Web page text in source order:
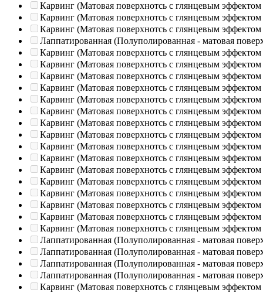
Карвинг (Матовая поверхнотсь с глянцевым эффектом
Карвинг (Матовая поверхнотсь с глянцевым эффектом
Карвинг (Матовая поверхнотсь с глянцевым эффектом
Лаппатированная (Полуполированная - матовая
Карвинг (Матовая поверхнотсь с глянцевым эффектом
Карвинг (Матовая поверхнотсь с глянцевым эффектом
Карвинг (Матовая поверхнотсь с глянцевым эффектом
Карвинг (Матовая поверхнотсь с глянцевым эффектом
Карвинг (Матовая поверхнотсь с глянцевым эффектом
Карвинг (Матовая поверхнотсь с глянцевым эффектом
Карвинг (Матовая поверхнотсь с глянцевым эффектом
Карвинг (Матовая поверхнотсь с глянцевым эффектом
Карвинг (Матовая поверхнотсь с глянцевым эффектом
Карвинг (Матовая поверхнотсь с глянцевым эффектом
Карвинг (Матовая поверхнотсь с глянцевым эффектом
Карвинг (Матовая поверхнотсь с глянцевым эффектом
Карвинг (Матовая поверхнотсь с глянцевым эффектом
Карвинг (Матовая поверхнотсь с глянцевым эффектом
Карвинг (Матовая поверхнотсь с глянцевым эффектом
Карвинг (Матовая поверхнотсь с глянцевым эффектом
Лаппатированная (Полуполированная - матовая
Лаппатированная (Полуполированная - матовая
Лаппатированная (Полуполированная - матовая
Лаппатированная (Полуполированная - матовая
Карвинг (Матовая поверхнотсь с глянцевым эффектом